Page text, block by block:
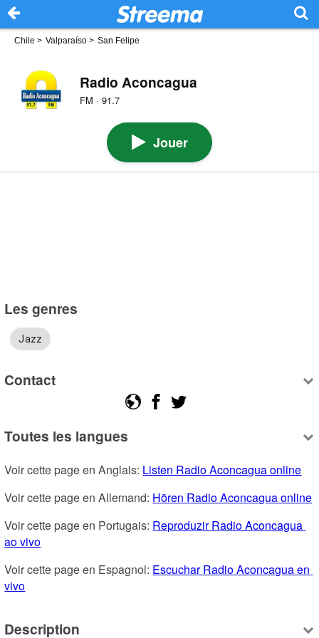
Chile > Valparaíso > San Felipe
Radio Aconcagua
FM · 91.7
Jouer
Les genres
Jazz
Contact
Toutes les langues
Voir cette page en Anglais: Listen Radio Aconcagua online
Voir cette page en Allemand: Hören Radio Aconcagua online
Voir cette page en Portugais: Reproduzir Radio Aconcagua
ao vivo
Voir cette page en Espagnol: Escuchar Radio Aconcagua en
vivo
Description